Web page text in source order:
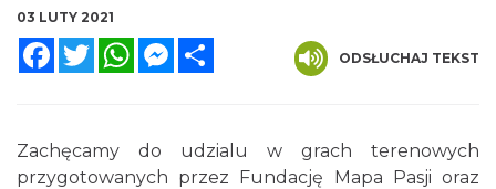
03 LUTY 2021
FacebookTwitterWhatsAppMessenger
ODSŁUCHAJ TEKST
Zachęcamy do udzialu w grach terenowych
przygotowanych przez Fundację Mapa Pasji oraz